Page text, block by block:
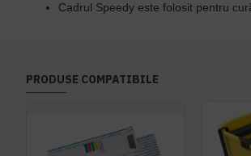
Cadrul Speedy este folosit pentru
PRODUSE COMPATIBILE